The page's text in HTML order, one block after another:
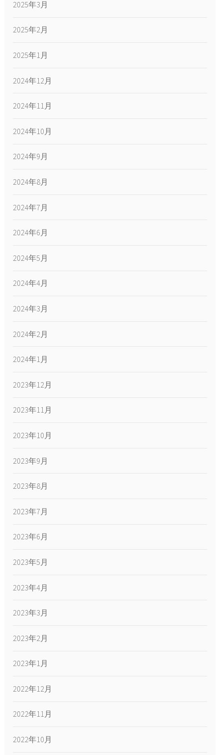
2025年3月
2025年2月
2025年1月
2024年12月
2024年11月
2024年10月
2024年9月
2024年8月
2024年7月
2024年6月
2024年5月
2024年4月
2024年3月
2024年2月
2024年1月
2023年12月
2023年11月
2023年10月
2023年9月
2023年8月
2023年7月
2023年6月
2023年5月
2023年4月
2023年3月
2023年2月
2023年1月
2022年12月
2022年11月
2022年10月